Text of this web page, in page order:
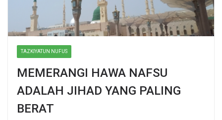
TAZKIYATUN NUFUS
MEMERANGI HAWA NAFSU
ADALAH JIHAD YANG PALING
BERAT